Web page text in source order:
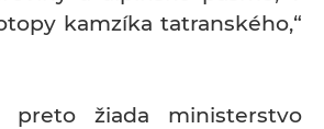
kamzíka tatranského,“
žiada ministerstvo